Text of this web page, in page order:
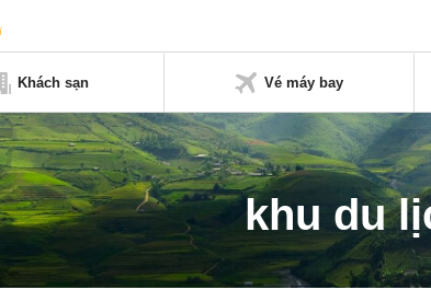
Khách sạn Vé máy bay
khu du